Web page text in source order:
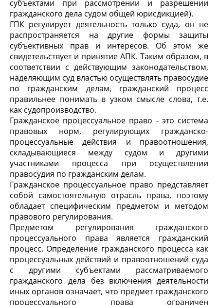
субъектами при рассмотрении и разрешении
гражданского дела судом общей юрисдикцией).
ГПК регулирует деятельность только суда, он не
распространяется на другие формы защиты
субъективных прав и интересов. Об этом же
свидетельствует и принятие АПК. Таким образом, в
соответствии с действующим законодательством,
наделяющим суд властью осуществлять правосудие
по гражданским делам, гражданский процесс
правильнее понимать в узком смысле слова, т.е.
как судопроизводство.
Гражданское процессуальное право - это система
правовых норм, регулирующих гражданско-
процессуальные действия и правоотношения,
складывающиеся между судом и другими
участниками процесса при осуществлении
правосудия по гражданским делам.
Гражданское процессуальное право представляет
собой самостоятельную отрасль права, поэтому
обладает специфическим предметом и методом
правового регулирования.
Предметом регулирования гражданского
процессуального права является гражданский
процесс. Определение гражданского процесса как
процессуальных действий и правоотношений суда
с другими субъектами рассматриваемого
гражданского дела без включения деятельности
иных органов означает, что предмет гражданского
процессуального права ограничен